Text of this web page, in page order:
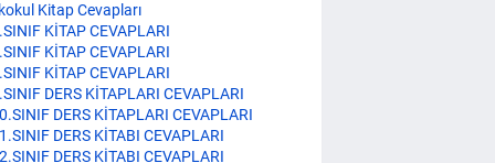
Kitap Cevapları
KİTAP CEVAPLARI
KİTAP CEVAPLARI
KİTAP CEVAPLARI
DERS KİTAPLARI CEVAPLARI
DERS KİTAPLARI CEVAPLARI
DERS KİTABI CEVAPLARI
DERS KİTABI CEVAPLARI